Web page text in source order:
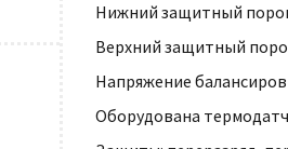
Нижний защитный
Верхний защитный
Напряжение
Оборудована